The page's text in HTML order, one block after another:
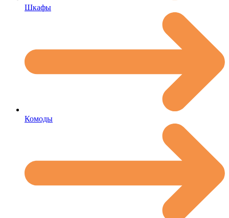
Шкафы
Комоды